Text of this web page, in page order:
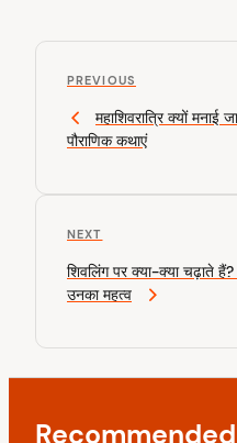
P
n
g
a
P
e
v
o
s
P
o
PREVIOUS
महाशिवरात्रि क्यों मनाई
पौराणिक कथाएं
N
e
x
t
o
s
NEXT
शिवलिंग पर क्या-क्या चढ़ाते
उनका महत्व